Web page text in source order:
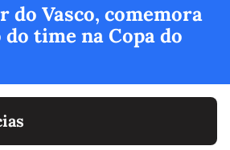
do Vasco, comemora
time na Copa do